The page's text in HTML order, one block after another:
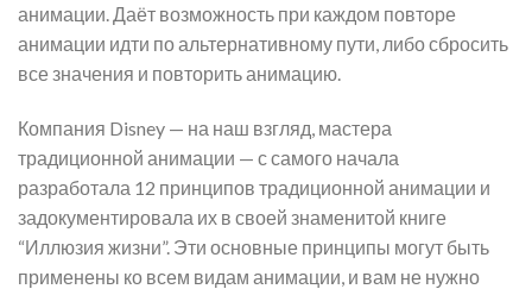
анимации. Даёт возможность при каждом повторе
анимации идти по альтернативному пути, либо сбросить
все значения и повторить анимацию.
Компания Disney — на наш взгляд, мастера
традиционной анимации — с самого начала
разработала 12 принципов традиционной анимации и
задокументировала их в своей знаменитой книге
“Иллюзия жизни”. Эти основные принципы могут быть
применены ко всем видам анимации, и вам не нужно